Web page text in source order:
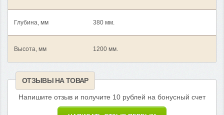
Глубина, мм 380 мм.
Высота, мм 1200 мм.
ОТЗЫВЫ НА ТОВАР
Напишите отзыв и получите 10 рублей на бонусный счет